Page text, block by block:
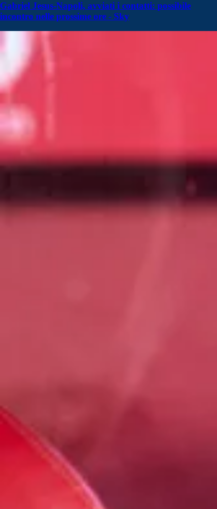
Gabriel Jesus-Napoli, avviati i contatti: possibile
incontro nelle prossime ore - Sky